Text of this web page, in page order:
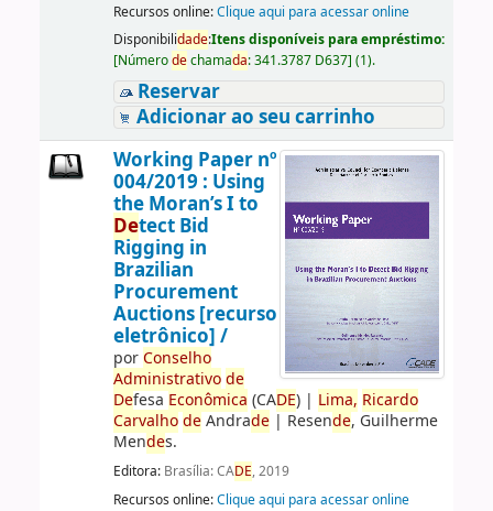
Recursos online:Clique aqui para acessar online
Disponibilidade:Itens disponíveis para empréstimo:
[Númerodechamada:341.3787 D637] (1).
Reservar
Adicionar ao seu carrinho
Working Paper nº
004/2019 : Using
the Moran’s I to
Detect Bid
Rigging in
Brazilian
Procurement
Auctions [recurso
eletrônico] /
porConselho
Administrativo de
Defesa Econômica (CADE)| Lima, Ricardo
Carvalho deAndrade| Resende, Guilherme
Mendes.
Editora: Brasília: CADE, 2019
Recursos online:Clique aqui para acessar online